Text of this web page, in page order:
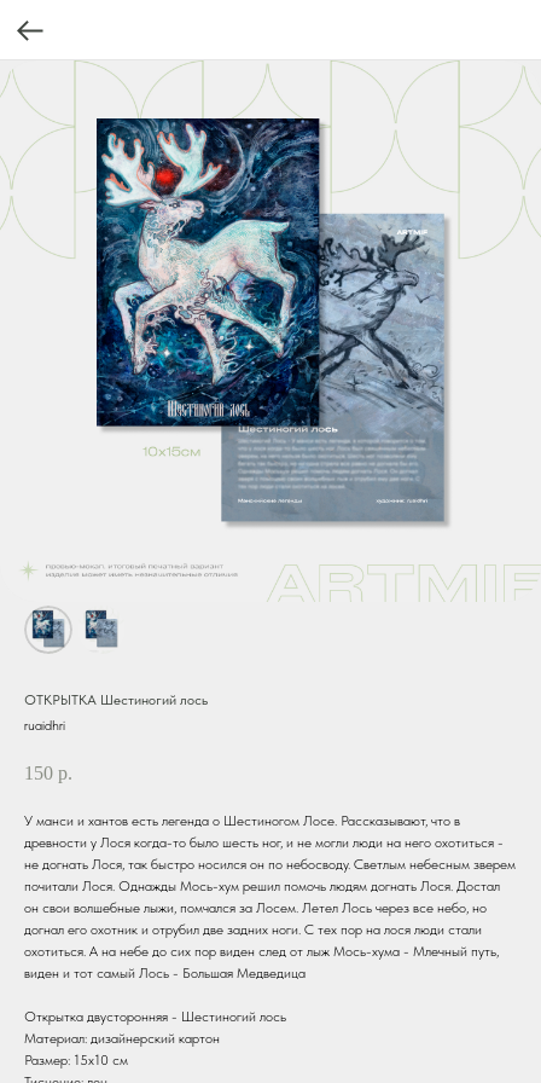
ОТКРЫТКА Шестиногий лось
ruaidhri
150 р.
У манси и хантов есть легенда о Шестиногом Лосе. Рассказывают, что в
древности у Лося когда-то было шесть ног, и не могли люди на него охотиться -
не догнать Лося, так быстро носился он по небосводу. Светлым небесным зверем
почитали Лося. Однажды Мось-хум решил помочь людям догнать Лося. Достал
он свои волшебные лыжи, помчался за Лосем. Летел Лось через все небо, но
догнал его охотник и отрубил две задних ноги. С тех пор на лося люди стали
охотиться. А на небе до сих пор виден след от лыж Мось-хума - Млечный путь,
виден и тот самый Лось - Большая Медведица
Открытка двусторонняя - Шестиногий лось
Материал: дизайнерский картон
Размер: 15х10 см